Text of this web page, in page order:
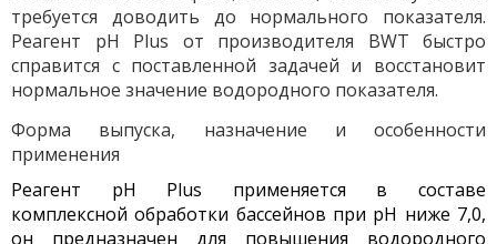
требуется доводить до нормального показателя.
Реагент pH Plus от производителя BWT быстро
справится с поставленной задачей и восстановит
нормальное значение водородного показателя.
Форма выпуска, назначение и особенности
применения
Реагент pH Plus применяется в составе
комплексной обработки бассейнов при pH ниже 7,0,
он предназначен для повышения водородного